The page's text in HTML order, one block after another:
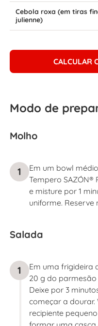
Cebola roxa (em tiras
julienne)
CALCULAR
Modo de
Molho
1
Em um bowl
Tempero SAZÓN®
e misture por 1
uniforme. Reserve
Salada
1
Em uma frigideira
20 g do
Deixe por 3
começar a dourar.
recipiente